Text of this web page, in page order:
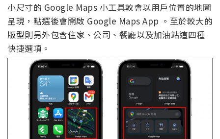
小尺寸的 Google Maps 小工具較會以用戶位置的地圖
呈現，點選後會開啟 Google Maps App 。至於較大的
版型則另外包含住家、公司、餐廳以及加油站這四種
快捷選項。